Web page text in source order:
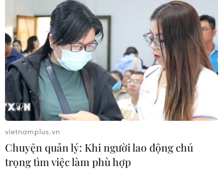
Thủ tướng Nguyễn Xuân Phúc dự Diễn
đàn Doanh nghiệp Việt Nam-Hàn Quốc
28/11/2019 04:28
Diễn đàn là sự kiện điểm nhấn về hợp tác kinh tế giữa
hai nước trong các hoạt động nhân chuyến thăm Hàn
Quốc của Thủ tướng Chính phủ Nguyễn Xuân Phúc.
vietnamplus.vn
Chuyện quản lý: Khi người lao động chú
trọng tìm việc làm phù hợp